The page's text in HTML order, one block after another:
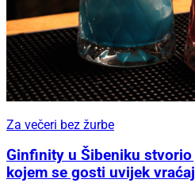
Za večeri bez žurbe
Ginfinity u Šibeniku
kojem se gosti uvijek